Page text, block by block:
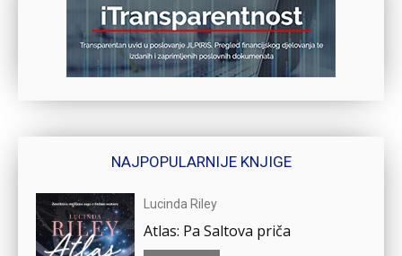
NAJPOPULARNIJE KNJIGE
Lucinda Riley
Atlas: Pa Saltova priča